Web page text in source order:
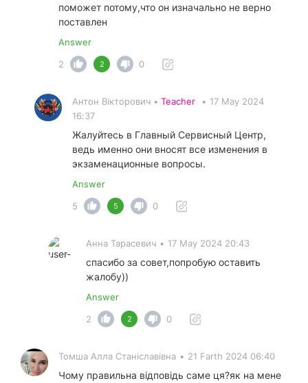
поможет потому,что он изначально не верно
поставлен
Answer
2
2 0
Антон Вікторович • Teacher • 17 May 2024
16:37
Жалуйтесь в Главный Сервисный Центр,
ведь именно они вносят все изменения в
экзаменационные вопросы.
Answer
5
5 0
Анна Тарасевич • 17 May 2024 20:43
спасибо за совет,попробую оставить
жалобу))
Answer
2
2 0
Томша Алла Станіславівна • 21 Farth 2024 06:40
Чому правильна відповідь саме ця?як на мене